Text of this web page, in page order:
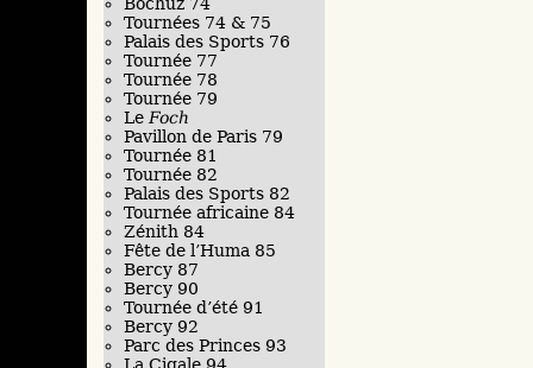
Tournées 74 & 75
Palais des Sports 76
Tournée 77
Tournée 78
Tournée 79
Le Foch
Pavillon de Paris 79
Tournée 81
Tournée 82
Palais des Sports 82
Tournée africaine 84
Zénith 84
Fête de l’Huma 85
Bercy 87
Bercy 90
Tournée d’été 91
Bercy 92
Parc des Princes 93